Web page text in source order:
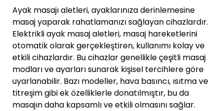
Ayak masajı aletleri, ayaklarınıza derinlemesine
masaj yaparak rahatlamanızı sağlayan cihazlardır.
Elektrikli ayak masaj aletleri, masaj hareketlerini
otomatik olarak gerçekleştiren, kullanımı kolay ve
etkili cihazlardır. Bu cihazlar genellikle çeşitli masaj
modları ve ayarları sunarak kişisel tercihlere göre
uyarlanabilir. Bazı modeller, hava basıncı, ısıtma ve
titreşim gibi ek özelliklerle donatılmıştır, bu da
masajın daha kapsamlı ve etkili olmasını sağlar.